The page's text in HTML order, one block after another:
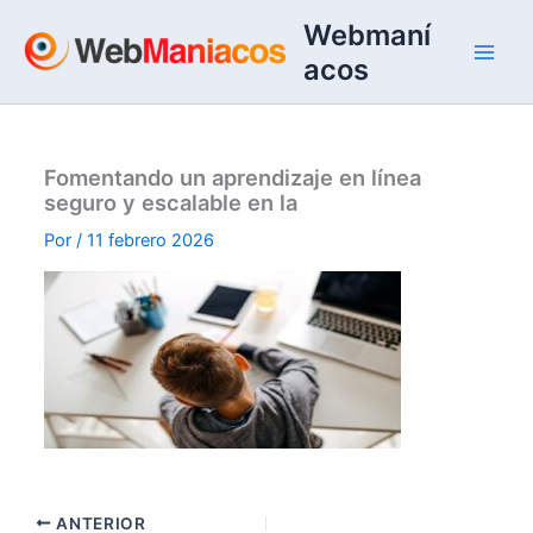
contenido
Webmaní
acos
Fomentando un aprendizaje en línea
seguro y escalable en la
Por/11 febrero 2026
ANTERIOR